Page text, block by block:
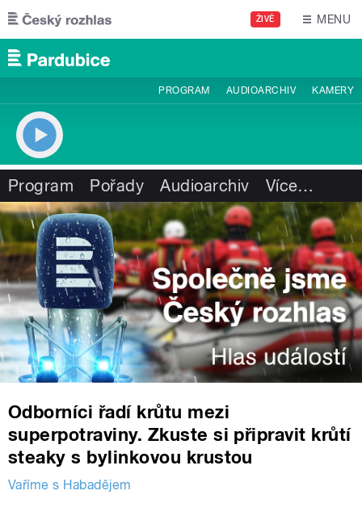
Přejít k hlavnímu obsahu
ŽIVĚ MENU
PROGRAM AUDIOARCHIV KAMERY
Program Pořady Audioarchiv Více…
Odborníci řadí krůtu mezi
superpotraviny. Zkuste si připravit krůtí
steaky s bylinkovou krustou
Vaříme s Habadějem